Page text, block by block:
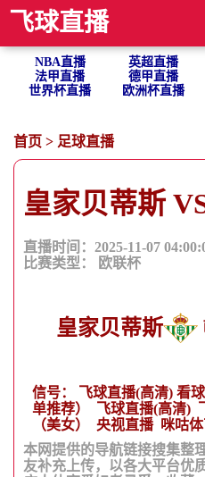
飞球直播
NBA直播 英超直播
法甲直播
德甲直播
世界杯直播
欧洲杯直播
首页 > 足球直播
皇家贝蒂斯
直播时间：2025-11-07
比赛类型：
欧联杯
皇家贝蒂斯
信号： 飞球直播(高清) 看
单推荐）
飞球直播(高清)
（美女）
央视直播 咪咕
本网提供的导航链接搜集整
友补充上传，以各大平台优